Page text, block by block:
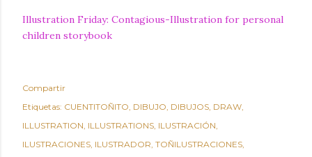
Illustration Friday: Contagious-Illustration for personal
children storybook
Compartir
Etiquetas: CUENTITOÑITO DIBUJO DIBUJOS DRAW
ILLUSTRATION ILLUSTRATIONS ILUSTRACIÓN
ILUSTRACIONES ILUSTRADOR TOÑILUSTRACIONES